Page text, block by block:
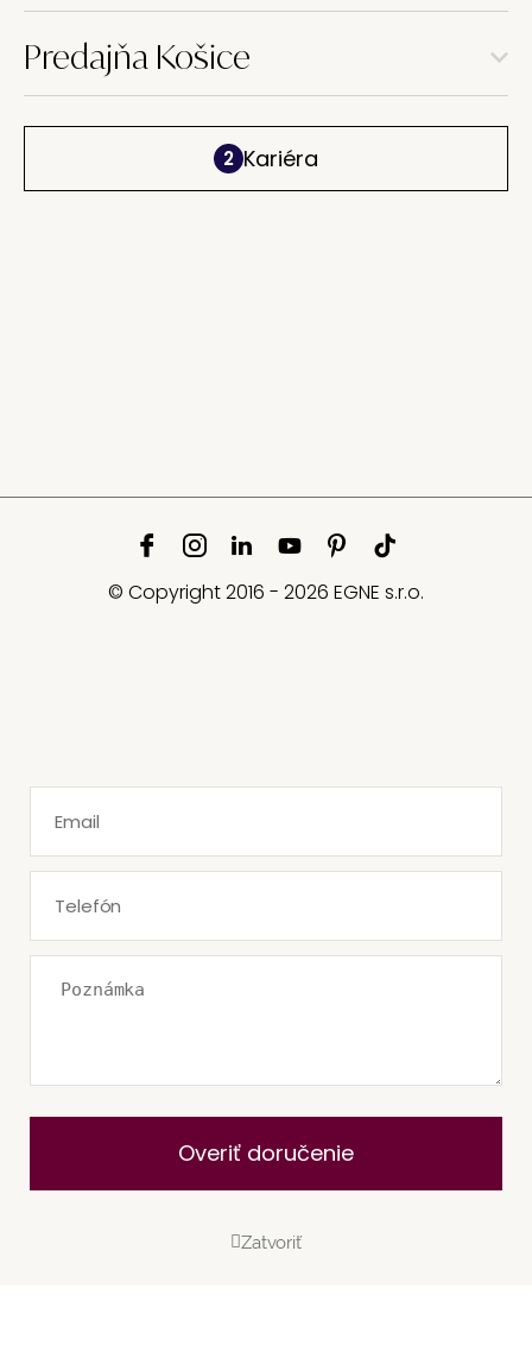
Predajňa Košice
2 Kariéra
© Copyright 2016 - 2026 EGNE s.r.o.
Overiť doručenie
Zatvoriť